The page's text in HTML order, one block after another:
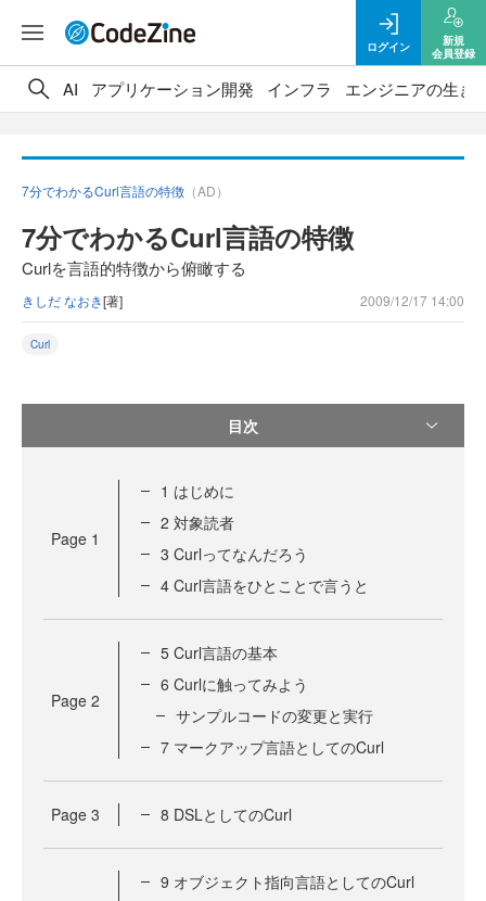
ログイン
新規
会員登録
AI アプリケーション開発 インフラ エンジニアの生き
7分でわかるCurl言語の特徴 （AD）
7分でわかるCurl言語の特徴
Curlを言語的特徴から俯瞰する
きしだ なおき[著] 2009/12/17 14:00
Curl
目次
Page 1
1 はじめに
2 対象読者
3 Curlってなんだろう
4 Curl言語をひとことで言うと
Page 2
5 Curl言語の基本
6 Curlに触ってみよう
サンプルコードの変更と実行
7 マークアップ言語としてのCurl
Page 3 8 DSLとしてのCurl
9 オブジェクト指向言語としてのCurl